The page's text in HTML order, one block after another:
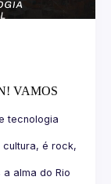
VAMOS
tecnologia
cultura, é rock,
alma do Rio